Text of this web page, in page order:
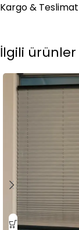
Kargo & Teslimat
İlgili ürünler